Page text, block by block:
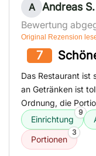
A Andreas S.
Bewertung
Original Rezension
7
Das Restaurant ist
an Getränken ist
Ordnung, die
Einrichtung
9
Portionen
3